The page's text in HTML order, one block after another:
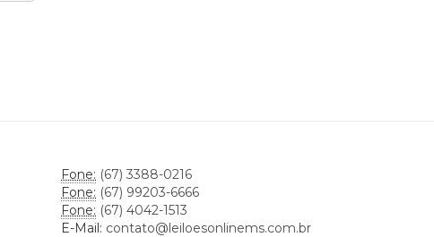
Fone: (67) 3388-0216
Fone: (67) 99203-6666
Fone: (67) 4042-1513
E-Mail: contato@leiloesonlinems.com.br